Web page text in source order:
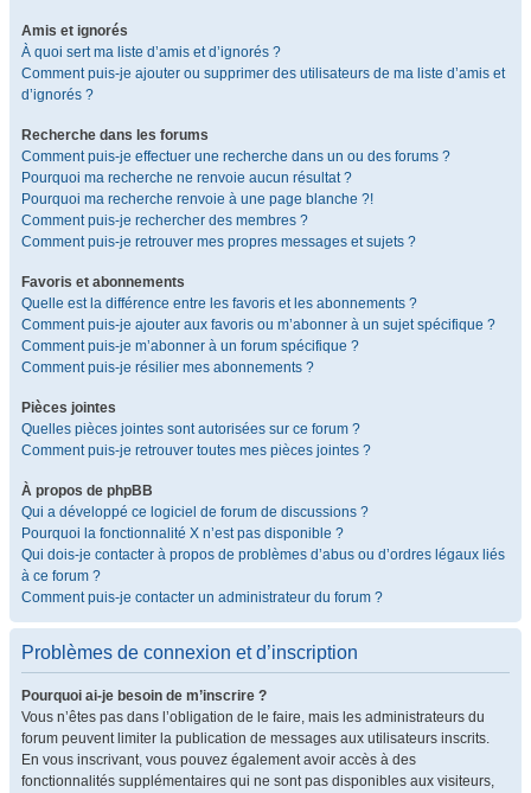
Amis et ignorés
À quoi sert ma liste d’amis et d’ignorés ?
Comment puis-je ajouter ou supprimer des utilisateurs de ma liste d’amis et
d’ignorés ?
Recherche dans les forums
Comment puis-je effectuer une recherche dans un ou des forums ?
Pourquoi ma recherche ne renvoie aucun résultat ?
Pourquoi ma recherche renvoie à une page blanche ?!
Comment puis-je rechercher des membres ?
Comment puis-je retrouver mes propres messages et sujets ?
Favoris et abonnements
Quelle est la différence entre les favoris et les abonnements ?
Comment puis-je ajouter aux favoris ou m’abonner à un sujet spécifique ?
Comment puis-je m’abonner à un forum spécifique ?
Comment puis-je résilier mes abonnements ?
Pièces jointes
Quelles pièces jointes sont autorisées sur ce forum ?
Comment puis-je retrouver toutes mes pièces jointes ?
À propos de phpBB
Qui a développé ce logiciel de forum de discussions ?
Pourquoi la fonctionnalité X n’est pas disponible ?
Qui dois-je contacter à propos de problèmes d’abus ou d’ordres légaux liés
à ce forum ?
Comment puis-je contacter un administrateur du forum ?
Problèmes de connexion et d’inscription
Pourquoi ai-je besoin de m’inscrire ?
Vous n’êtes pas dans l’obligation de le faire, mais les administrateurs du
forum peuvent limiter la publication de messages aux utilisateurs inscrits.
En vous inscrivant, vous pouvez également avoir accès à des
fonctionnalités supplémentaires qui ne sont pas disponibles aux visiteurs,